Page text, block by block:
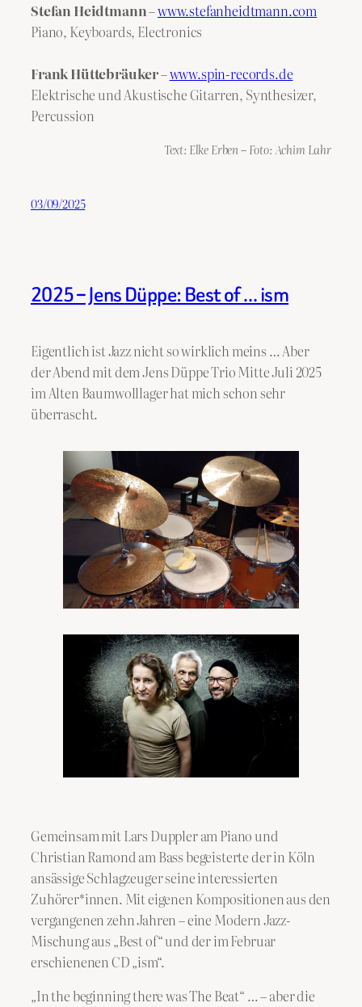
Stefan Heidtmann–www.stefanheidtmann.com
Piano, Keyboards, Electronics
Frank Hüttebräuker–www.spin-records.de
Elektrische und Akustische Gitarren, Synthesizer,
Percussion
Text: Elke Erben – Foto: Achim Lahr
03/09/2025
2025 – Jens Düppe: Best of … ism
Eigentlich ist Jazz nicht so wirklich meins … Aber
der Abend mit dem Jens Düppe Trio Mitte Juli 2025
im Alten Baumwolllager hat mich schon sehr
überrascht.
Gemeinsam mit Lars Duppler am Piano und
Christian Ramond am Bass begeisterte der in Köln
ansässige Schlagzeuger seine interessierten
Zuhörer*innen. Mit eigenen Kompositionen aus den
vergangenen zehn Jahren – eine Modern Jazz-
Mischung aus „Best of“ und der im Februar
erschienenen CD „ism“.
„In the beginning there was The Beat“ … – aber die